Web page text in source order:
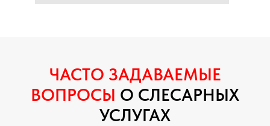
ЧАСТО ЗАДАВАЕМЫЕ
ВОПРОСЫ О СЛЕСАРНЫХ
УСЛУГАХ